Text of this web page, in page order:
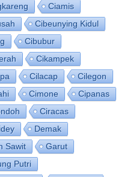
Ciamis
Cibeunying Kidul
Cibubur
Cikampek
Cilacap
Cilegon
Cimone
Cipanas
Ciracas
Demak
Sawit
Garut
Putri